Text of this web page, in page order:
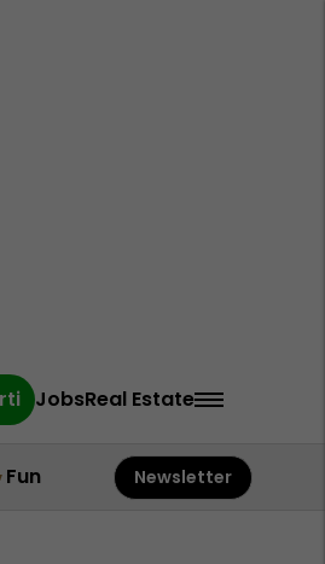
JobsReal Estate
Fun Newsletter